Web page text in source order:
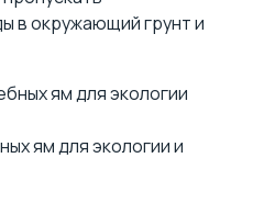
в окружающий грунт и
ям для экологии и